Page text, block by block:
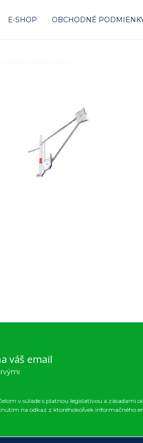
E-SHOP OBCHODNÉ
váš email
v súlade s platnou legislatívou a
na odkaz z ktoréhokoľvek informačného